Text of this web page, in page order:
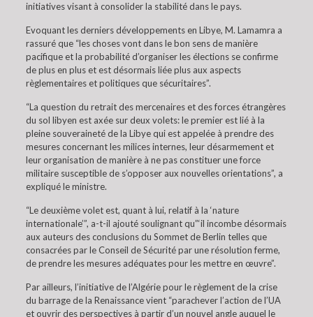
initiatives visant à consolider la stabilité dans le pays.
Evoquant les derniers développements en Libye, M. Lamamra a
rassuré que “les choses vont dans le bon sens de manière
pacifique et la probabilité d’organiser les élections se confirme
de plus en plus et est désormais liée plus aux aspects
règlementaires et politiques que sécuritaires”.
“La question du retrait des mercenaires et des forces étrangères
du sol libyen est axée sur deux volets: le premier est lié à la
pleine souveraineté de la Libye qui est appelée à prendre des
mesures concernant les milices internes, leur désarmement et
leur organisation de manière à ne pas constituer une force
militaire susceptible de s’opposer aux nouvelles orientations”, a
expliqué le ministre.
“Le deuxième volet est, quant à lui, relatif à la ‘nature
internationale’”, a-t-il ajouté soulignant qu”‘il incombe désormais
aux auteurs des conclusions du Sommet de Berlin telles que
consacrées par le Conseil de Sécurité par une résolution ferme,
de prendre les mesures adéquates pour les mettre en œuvre”.
Par ailleurs, l’initiative de l’Algérie pour le règlement de la crise
du barrage de la Renaissance vient “parachever l’action de l’UA
et ouvrir des perspectives à partir d’un nouvel angle auquel le